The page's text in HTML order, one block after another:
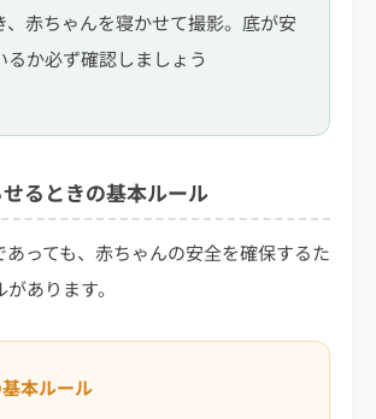
、赤ちゃんを寝かせて撮影。底が安
るか必ず確認しましょう
るときの基本ルール
あっても、赤ちゃんの安全を確保するた
あります。
本ルール